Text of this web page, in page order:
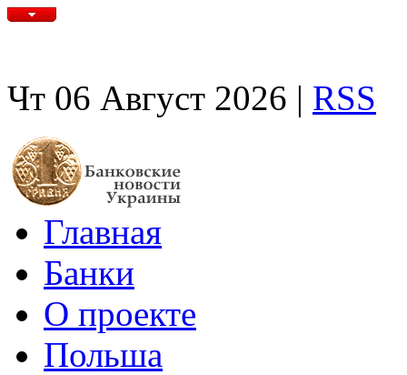
Чт 06 Август 2026 | RSS
Главная
Банки
О проекте
Польша